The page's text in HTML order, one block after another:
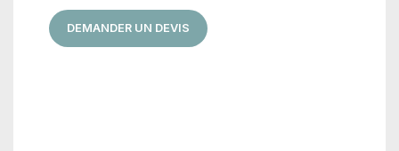
DEMANDER UN DEVIS